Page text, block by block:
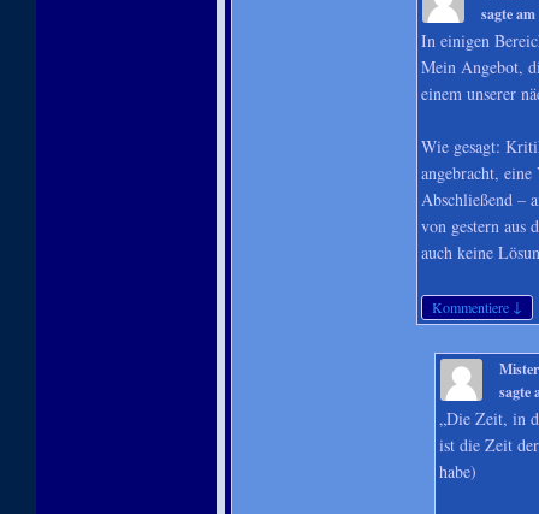
sagte am
In einigen
Mein Angebot,
einem unserer
Wie gesagt:
angebracht,
Abschließend –
von gestern aus
auch keine
Kommentiere ↓
sagte
„Die Zeit, in
ist die Zeit
habe)